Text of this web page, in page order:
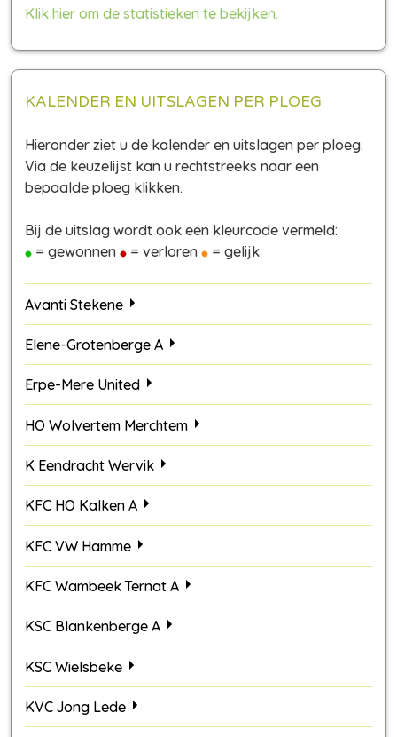
Klik hier om de statistieken te bekijken.
KALENDER EN UITSLAGEN PER PLOEG
Hieronder ziet u de kalender en uitslagen per ploeg.
Via de keuzelijst kan u rechtstreeks naar een
bepaalde ploeg klikken.
Bij de uitslag wordt ook een kleurcode vermeld:
= gewonnen
= verloren = gelijk
Avanti Stekene
Elene-Grotenberge A
Erpe-Mere United
HO Wolvertem Merchtem
K Eendracht Wervik
KFC HO Kalken A
KFC VW Hamme
KFC Wambeek Ternat A
KSC Blankenberge A
KSC Wielsbeke
KVC Jong Lede